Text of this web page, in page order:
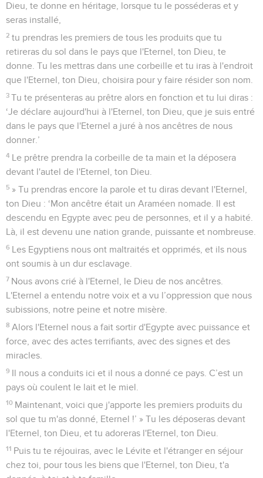
Dieu, te donne en héritage, lorsque tu le posséderas et y
seras installé,
2 tu prendras les premiers de tous les produits que tu
retireras du sol dans le pays que l'Eternel, ton Dieu, te
donne. Tu les mettras dans une corbeille et tu iras à l'endroit
que l'Eternel, ton Dieu, choisira pour y faire résider son nom.
3 Tu te présenteras au prêtre alors en fonction et tu lui diras :
‘Je déclare aujourd'hui à l'Eternel, ton Dieu, que je suis entré
dans le pays que l'Eternel a juré à nos ancêtres de nous
donner.’
4 Le prêtre prendra la corbeille de ta main et la déposera
devant l'autel de l'Eternel, ton Dieu.
5 » Tu prendras encore la parole et tu diras devant l'Eternel,
ton Dieu : ‘Mon ancêtre était un Araméen nomade. Il est
descendu en Egypte avec peu de personnes, et il y a habité.
Là, il est devenu une nation grande, puissante et nombreuse.
6 Les Egyptiens nous ont maltraités et opprimés, et ils nous
ont soumis à un dur esclavage.
7 Nous avons crié à l'Eternel, le Dieu de nos ancêtres.
L'Eternel a entendu notre voix et a vu l’oppression que nous
subissions, notre peine et notre misère.
8 Alors l'Eternel nous a fait sortir d'Egypte avec puissance et
force, avec des actes terrifiants, avec des signes et des
miracles.
9 Il nous a conduits ici et il nous a donné ce pays. C’est un
pays où coulent le lait et le miel.
10 Maintenant, voici que j'apporte les premiers produits du
sol que tu m'as donné, Eternel !’ » Tu les déposeras devant
l'Eternel, ton Dieu, et tu adoreras l'Eternel, ton Dieu.
11 Puis tu te réjouiras, avec le Lévite et l'étranger en séjour
chez toi, pour tous les biens que l'Eternel, ton Dieu, t'a